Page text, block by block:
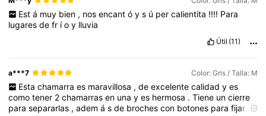
Est á muy bien , nos encant ó y s ú per calientita !!!! Para
lugaresdefr íoy lluvia
Útil (11)
a***7 Color: Gris / Talla: M
Esta chamarra es maravillosa , de excelente calidad y es
comotener 2chamarrasen unayes hermosa .Tiene uncierre
parasepararlas ,ademásde brochescon botones parafijar la